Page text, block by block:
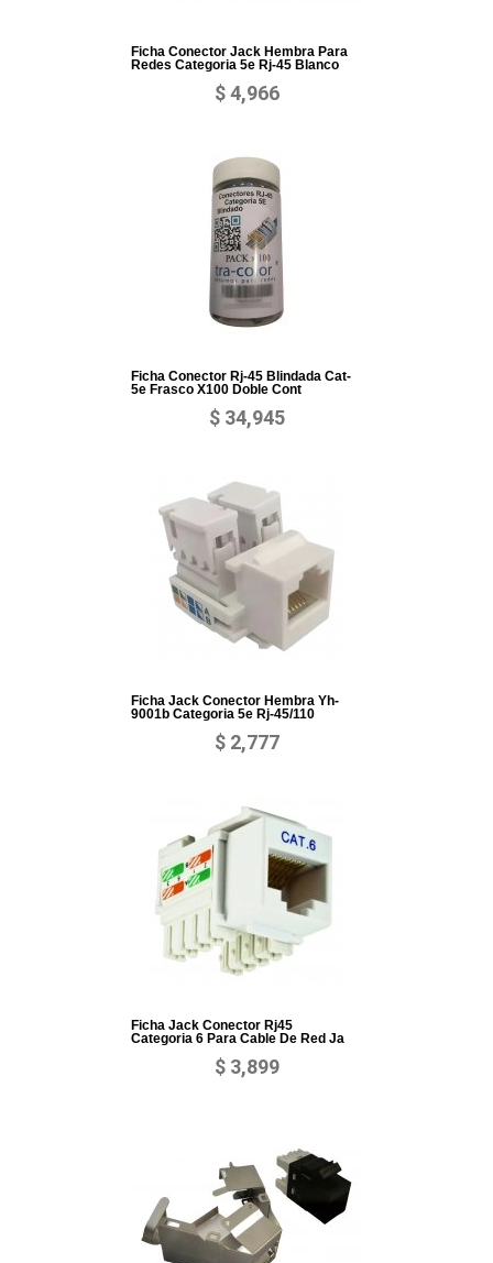
Ficha Conector Jack Hembra Para
Redes Categoria 5e Rj-45 Blanco
$ 4,966
Ficha Conector Rj-45 Blindada Cat-
5e Frasco X100 Doble Cont
$ 34,945
Ficha Jack Conector Hembra Yh-
9001b Categoria 5e Rj-45/110
$ 2,777
Ficha Jack Conector Rj45
Categoria 6 Para Cable De Red Ja
$ 3,899